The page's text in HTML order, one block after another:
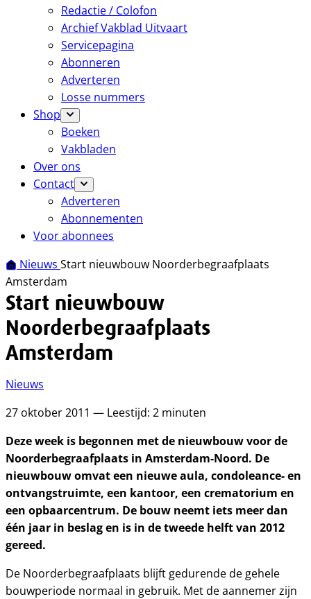
Redactie / Colofon
Archief Vakblad Uitvaart
Servicepagina
Abonneren
Adverteren
Losse nummers
Shop
Boeken
Vakbladen
Over ons
Contact
Adverteren
Abonnementen
Voor abonnees
Nieuws Start nieuwbouw Noorderbegraafplaats
Amsterdam
Start nieuwbouw
Noorderbegraafplaats
Amsterdam
Nieuws
27 oktober 2011 — Leestijd: 2 minuten
Deze week is begonnen met de nieuwbouw voor de
Noorderbegraafplaats in Amsterdam-Noord. De
nieuwbouw omvat een nieuwe aula, condoleance- en
ontvangstruimte, een kantoor, een crematorium en
een opbaarcentrum. De bouw neemt iets meer dan
één jaar in beslag en is in de tweede helft van 2012
gereed.
De Noorderbegraafplaats blijft gedurende de gehele
bouwperiode normaal in gebruik. Met de aannemer zijn